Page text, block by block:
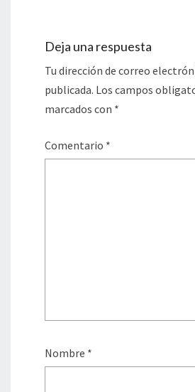
Deja una respuesta
Tu dirección de correo
publicada. Los campos
marcados con *
Comentario *
Nombre *